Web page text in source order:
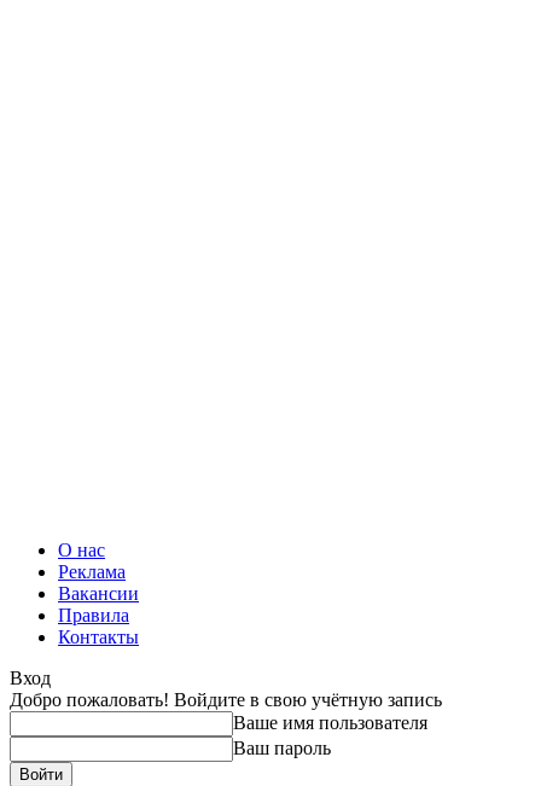
О нас
Реклама
Вакансии
Правила
Контакты
Вход
Добро пожаловать! Войдите в свою учётную запись
Ваше имя пользователя
Ваш пароль